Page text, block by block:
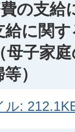
の支給
給に関
母子家
）
ル: